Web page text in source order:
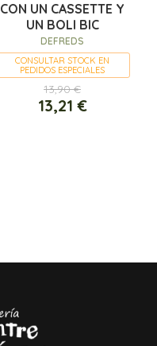
CON UN CASSETTE Y
UN BOLI BIC
DEFREDS
CONSULTAR STOCK EN
PEDIDOS ESPECIALES
13,90 €
13,21 €